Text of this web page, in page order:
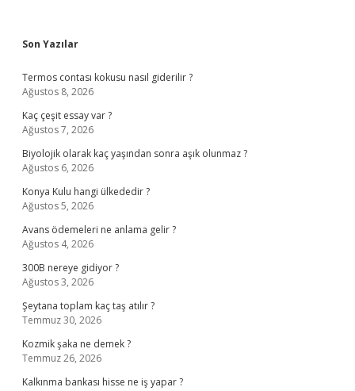
Sidebar
Son Yazılar
Termos contası kokusu nasıl giderilir ?
Ağustos 8, 2026
Kaç çeşit essay var ?
Ağustos 7, 2026
Biyolojik olarak kaç yaşından sonra aşık olunmaz ?
Ağustos 6, 2026
Konya Kulu hangi ülkededir ?
Ağustos 5, 2026
Avans ödemeleri ne anlama gelir ?
Ağustos 4, 2026
300B nereye gidiyor ?
Ağustos 3, 2026
Şeytana toplam kaç taş atılır ?
Temmuz 30, 2026
Kozmik şaka ne demek ?
Temmuz 26, 2026
Kalkınma bankası hisse ne iş yapar ?